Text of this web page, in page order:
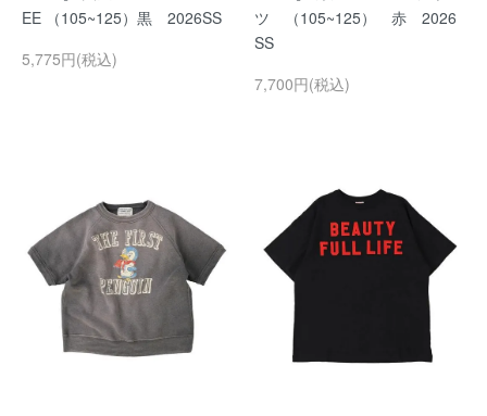
EE （105~125）黒 2026SS
5,775円(税込)
ツ （105~125） 赤 2026
SS
7,700円(税込)